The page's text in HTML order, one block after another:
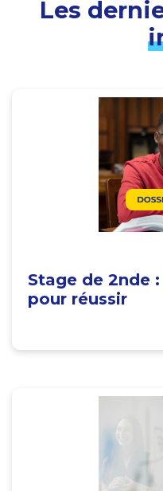
Les
Stage de 2nde
pour réussir